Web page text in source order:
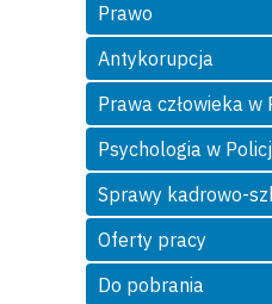
Prawo
Antykorupcja
Prawa człowieka w
Psychologia w
Sprawy kadrowo-
Oferty pracy
Do pobrania